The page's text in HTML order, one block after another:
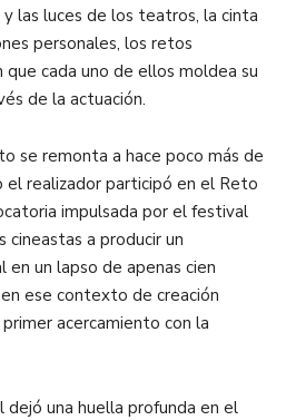
las luces de los teatros, la cinta
personales, los retos
cada uno de ellos moldea su
de la actuación.
se remonta a hace poco más de
el realizador participó en el Reto
impulsada por el festival
cineastas a producir un
un lapso de apenas cien
ese contexto de creación
acercamiento con la
dejó una huella profunda en el